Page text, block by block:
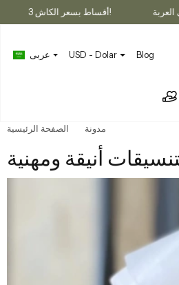
التسوق بالاشتراك بـ 10٪ خصم 3 أقساط بسعر الكاش!
عربى USD - Dolar Blog
الصفحة الرئيسية مدونة
أنيقة ومهنية